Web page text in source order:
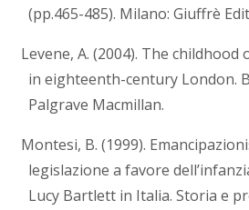
(pp.465-485). Milano: Giuffrè
Levene, A. (2004). The
in eighteenth-century London.
Palgrave Macmillan.
Montesi, B. (1999).
legislazione a favore
Lucy Bartlett in Italia. Storia e